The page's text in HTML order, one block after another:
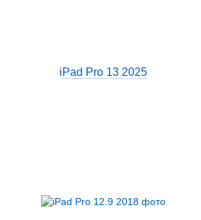
iPad Pro 13 2025